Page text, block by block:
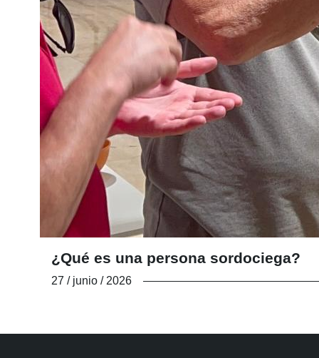
¿Qué es una persona sordociega?
27 / junio / 2026